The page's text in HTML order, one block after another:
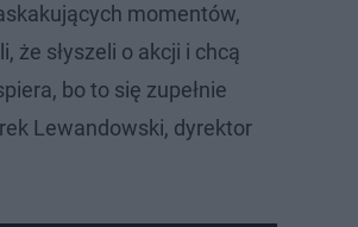
momentów,
że słyszeli o akcji i chcą
bo to się zupełnie
Lewandowski, dyrektor